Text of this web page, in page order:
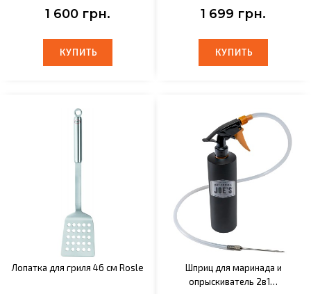
1 600 грн.
КУПИТЬ
КУПИТЬ
1 699 грн.
КУПИТЬ
КУПИТЬ
Лопатка для гриля 46 см Rosle
Шприц для маринада и
опрыскиватель 2в1…